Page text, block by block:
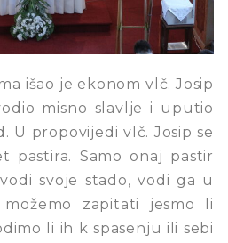
išao je ekonom vlč. Josip
misno slavlje i uputio
U propovijedi vlč. Josip se
pastira. Samo onaj pastir
svoje stado, vodi ga u
možemo zapitati jesmo li
li ih k spasenju ili sebi